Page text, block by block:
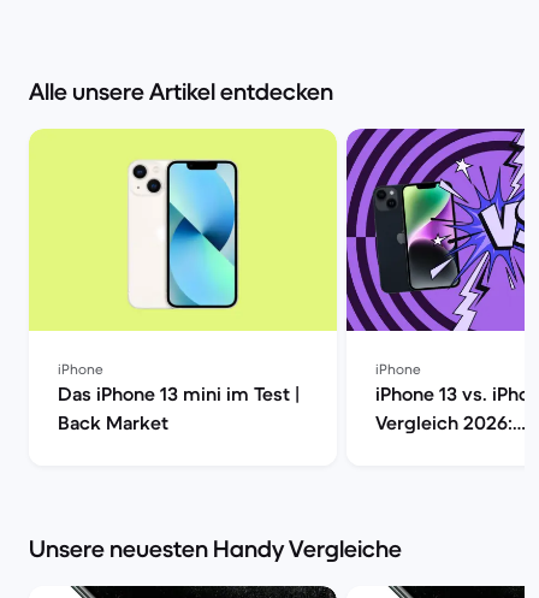
Alle unsere Artikel entdecken
iPhone
Das iPhone 13 mini im Test |
Back Market
iPhone
iPhone 13 vs.
Vergleich 2026:
Unsere neuesten Handy Vergleiche